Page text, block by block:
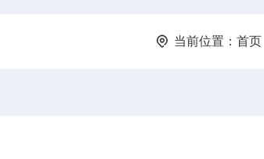
当前位置： 首页